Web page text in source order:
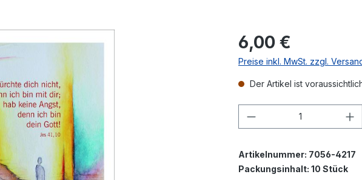
Regulärer Preis:
6,00 €
Preise inkl. MwSt. zzgl.
Der Artikel ist
Produkt Anzahl:
Artikelnummer: 7056-4217
Packungsinhalt: 10 Stück